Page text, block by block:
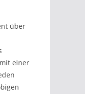
über
einer